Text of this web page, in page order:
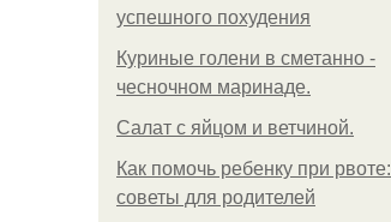
успешного похудения
Куриные голени в сметанно -
чесночном маринаде.
Салат с яйцом и ветчиной.
Как помочь ребенку при рвоте:
советы для родителей